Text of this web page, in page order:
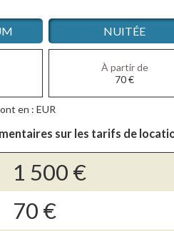
NUITÉE
À partir de
70 €
en : EUR
sur les tarifs de
1 500 €
70 €